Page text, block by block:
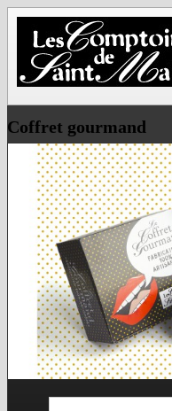
Coffret gourmand